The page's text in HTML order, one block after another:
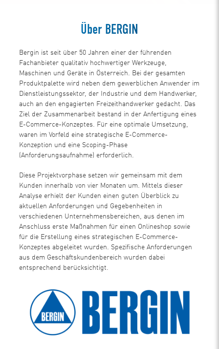
Über BERGIN
Bergin ist seit über 50 Jahren einer der führenden
Fachanbieter qualitativ hochwertiger Werkzeuge,
Maschinen und Geräte in Österreich. Bei der gesamten
Produktpalette wird neben dem gewerblichen Anwender im
Dienstleistungssektor, der Industrie und dem Handwerker,
auch an den engagierten Freizeithandwerker gedacht. Das
Ziel der Zusammenarbeit bestand in der Anfertigung eines
E-Commerce-Konzeptes. Für eine optimale Umsetzung,
waren im Vorfeld eine strategische E-Commerce-
Konzeption und eine Scoping-Phase
(Anforderungsaufnahme) erforderlich.
Diese Projektvorphase setzen wir gemeinsam mit dem
Kunden innerhalb von vier Monaten um. Mittels dieser
Analyse erhielt der Kunden einen guten Überblick zu
aktuellen Anforderungen und Gegebenheiten in
verschiedenen Unternehmensbereichen, aus denen im
Anschluss erste Maßnahmen für einen Onlineshop sowie
für die Erstellung eines strategischen E-Commerce-
Konzeptes abgeleitet wurden. Spezifische Anforderungen
aus dem Geschäftskundenbereich wurden dabei
entsprechend berücksichtigt.